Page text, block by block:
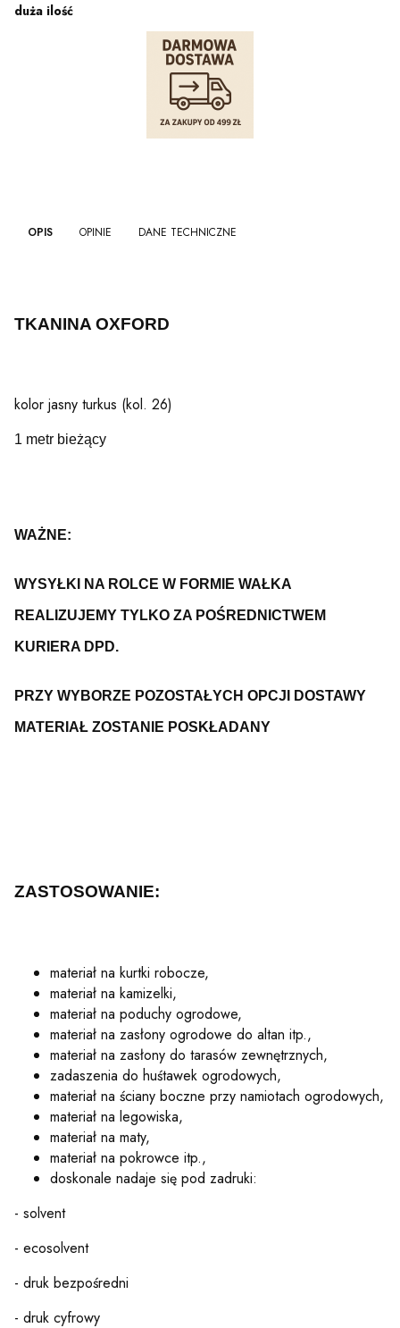
duża ilość
OPIS OPINIE DANE TECHNICZNE
TKANINA OXFORD
kolor jasny turkus (kol. 26)
1 metr bieżący
WAŻNE:
WYSYŁKI NA ROLCE W FORMIE WAŁKA
REALIZUJEMY TYLKO ZA POŚREDNICTWEM
KURIERA DPD.
PRZY WYBORZE POZOSTAŁYCH OPCJI DOSTAWY
MATERIAŁ ZOSTANIE POSKŁADANY
ZASTOSOWANIE:
materiał na kurtki robocze,
materiał na kamizelki,
materiał na poduchy ogrodowe,
materiał na zasłony ogrodowe do altan itp.,
materiał na zasłony do tarasów zewnętrznych,
zadaszenia do huśtawek ogrodowych,
materiał na ściany boczne przy namiotach ogrodowych,
materiał na legowiska,
materiał na maty,
materiał na pokrowce itp.,
doskonale nadaje się pod zadruki:
- solvent
- ecosolvent
- druk bezpośredni
- druk cyfrowy